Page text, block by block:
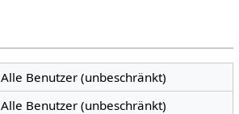
Alle Benutzer (unbeschränkt)
Alle Benutzer (unbeschränkt)